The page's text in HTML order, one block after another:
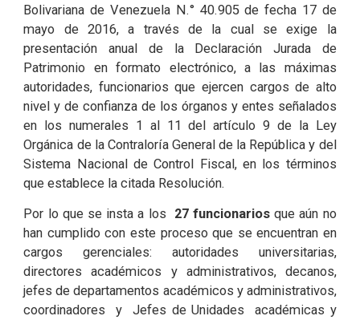
Bolivariana de Venezuela N.° 40.905 de fecha 17 de
mayo de 2016, a través de la cual se exige la
presentación anual de la Declaración Jurada de
Patrimonio en formato electrónico, a las máximas
autoridades, funcionarios que ejercen cargos de alto
nivel y de confianza de los órganos y entes señalados
en los numerales 1 al 11 del artículo 9 de la Ley
Orgánica de la Contraloría General de la República y del
Sistema Nacional de Control Fiscal, en los términos
que establece la citada Resolución.
Por lo que se insta a los 27 funcionarios que aún no
han cumplido con este proceso que se encuentran en
cargos gerenciales: autoridades universitarias,
directores académicos y administrativos, decanos,
jefes de departamentos académicos y administrativos,
coordinadores y Jefes de Unidades académicas y